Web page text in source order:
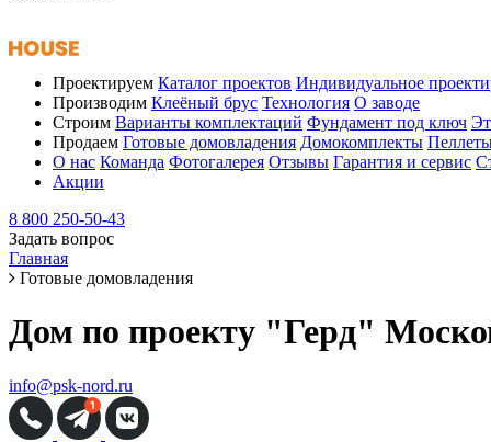
Проектируем Каталог проектов Индивидуальное
Производим Клеёный брус Технология О заводе
Строим Варианты комплектаций Фундамент под ключ
Продаем Готовые домовладения Домокомплекты
О нас Команда Фотогалерея Отзывы Гарантия и сервис
Акции
8 800 250-50-43
Задать вопрос
Главная
Готовые домовладения
Дом по проекту "Герд"
info@psk-nord.ru